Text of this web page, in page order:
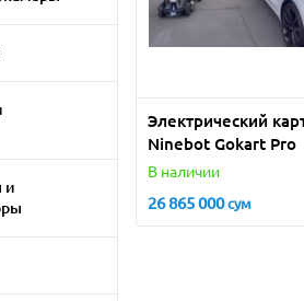
и
Электрический
Ninebot Gokart Pro
В наличии
26 865 000сум